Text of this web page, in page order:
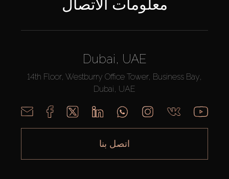
معلومات الاتصال
Dubai, UAE
14th Floor, Westburry Office Tower, Business Bay,
Dubai, UAE
اتصل بنا